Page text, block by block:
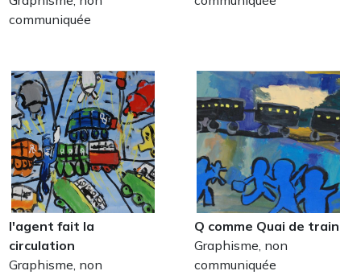
communiquée
l'agent fait la
circulation
Graphisme, non
Q comme Quai de train
Graphisme, non
communiquée